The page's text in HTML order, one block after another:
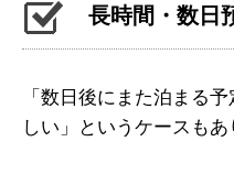
長時間・数日
「数日後にまた泊まる
しい」というケースもあ